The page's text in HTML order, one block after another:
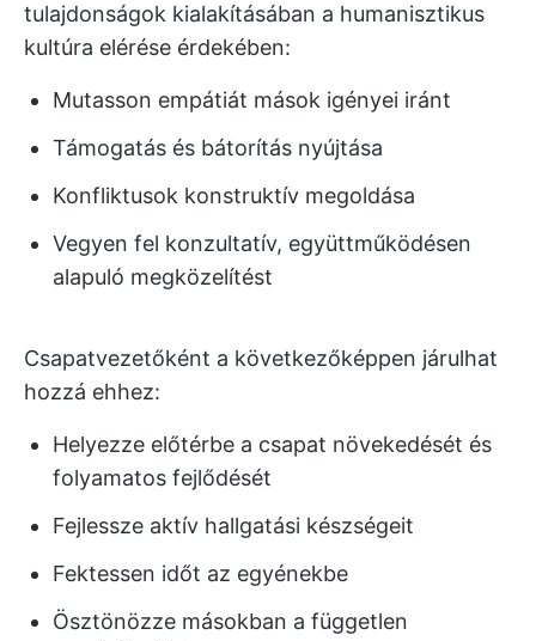
tulajdonságok kialakításában a humanisztikus
kultúra elérése érdekében:
Mutasson empátiát mások igényei iránt
Támogatás és bátorítás nyújtása
Konfliktusok konstruktív megoldása
Vegyen fel konzultatív, együttműködésen
alapuló megközelítést
Csapatvezetőként a következőképpen járulhat
hozzá ehhez:
Helyezze előtérbe a csapat növekedését és
folyamatos fejlődését
Fejlessze aktív hallgatási készségeit
Fektessen időt az egyénekbe
Ösztönözze másokban a független